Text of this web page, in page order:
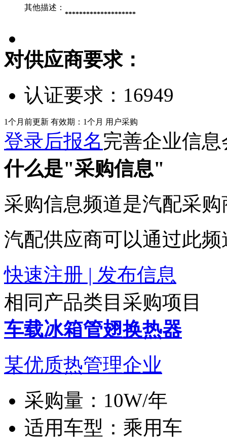
其他描述：
********************
对供应商要求：
认证要求： 16949
1个月前更新 有效期：1个月 用户采购
登录后报名完善企业信
什么是"采购信息"
采购信息频道是汽配采
汽配供应商可以通过此
快速注册 | 发布信息
相同产品类目采购项目
车载冰箱管翅换热器
某优质热管理企业
采购量： 10W/年
适用车型： 乘用车